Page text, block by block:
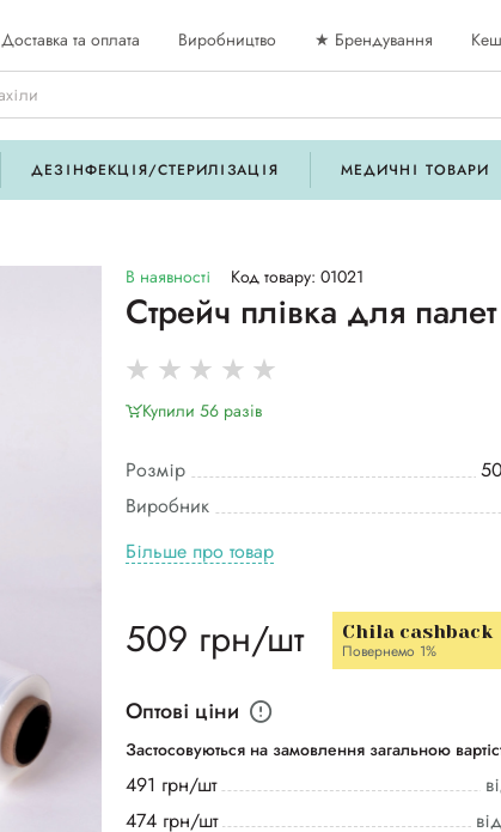
Доставка та оплата Виробництво ★ Брендування
ДЕЗІНФЕКЦІЯ/СТЕРИЛІЗАЦІЯ МЕДИЧНІ ТОВАРИ
В наявності Код товару: 01021
Стрейч плівка для
Купили 56 разiв
Розмір
Виробник
Більше про товар
509 грн/шт Chila cashback
Повернемо 1%
Оптові ціни
Застосовуються на замовлення загальною
491 грн/шт
474 грн/шт